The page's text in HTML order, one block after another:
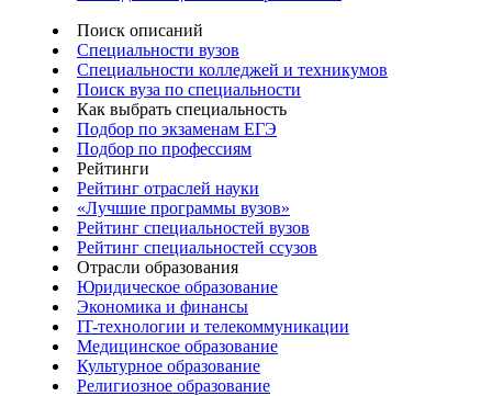
Поиск описаний
Специальности вузов
Специальности колледжей и техникумов
Поиск вуза по специальности
Как выбрать специальность
Подбор по экзаменам ЕГЭ
Подбор по профессиям
Рейтинги
Рейтинг отраслей науки
«Лучшие программы вузов»
Рейтинг специальностей вузов
Рейтинг специальностей ссузов
Отрасли образования
Юридическое образование
Экономика и финансы
IT-технологии и телекоммуникации
Медицинское образование
Культурное образование
Религиозное образование